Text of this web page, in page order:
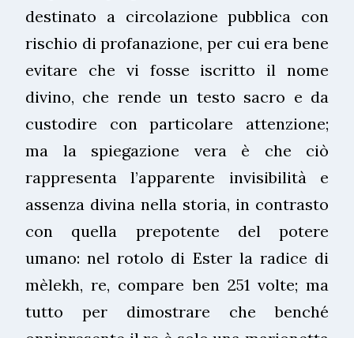
destinato a circolazione pubblica con
rischio di profanazione, per cui era bene
evitare che vi fosse iscritto il nome
divino, che rende un testo sacro e da
custodire con particolare attenzione;
ma la spiegazione vera è che ciò
rappresenta l’apparente invisibilità e
assenza divina nella storia, in contrasto
con quella prepotente del potere
umano: nel rotolo di Ester la radice di
mèlekh, re, compare ben 251 volte; ma
tutto per dimostrare che benché